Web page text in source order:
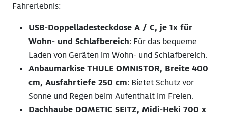
Fahrerlebnis:
USB-Doppelladesteckdose A / C, je 1x für
Wohn- und Schlafbereich: Für das bequeme
Laden von Geräten im Wohn- und Schlafbereich.
Anbaumarkise THULE OMNISTOR, Breite 400
cm, Ausfahrtiefe 250 cm: Bietet Schutz vor
Sonne und Regen beim Aufenthalt im Freien.
Dachhaube DOMETIC SEITZ, Midi-Heki 700 x